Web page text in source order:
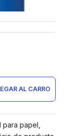
AL CARRO
papel,